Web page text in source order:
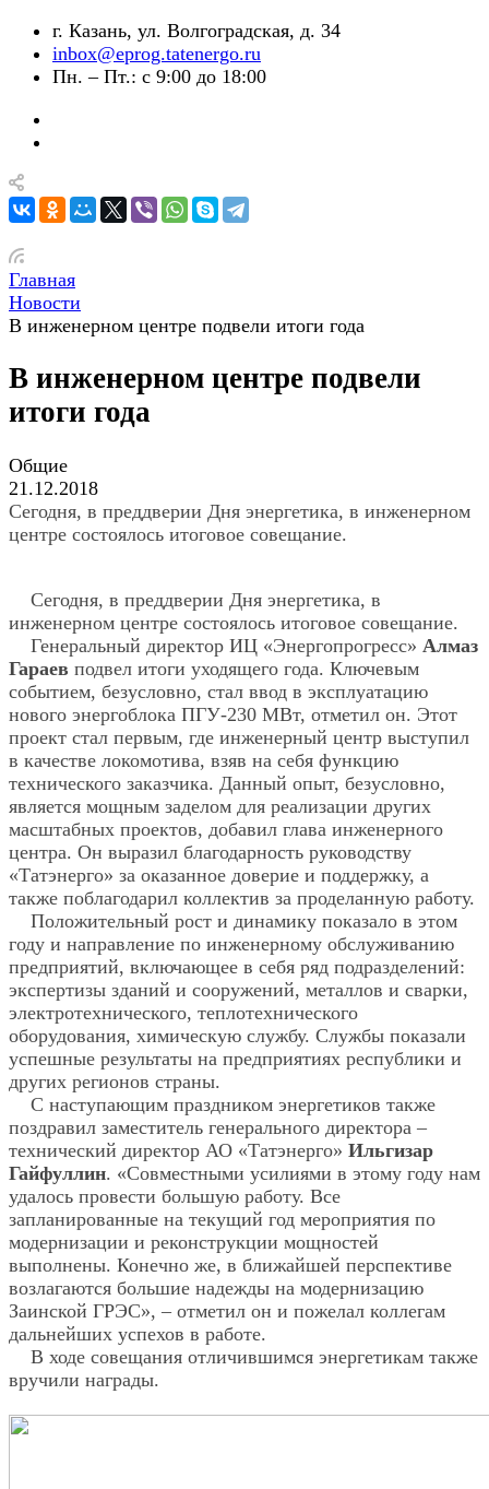
г. Казань, ул. Волгоградская, д. 34
inbox@eprog.tatenergo.ru
Пн. – Пт.: с 9:00 до 18:00
Главная
Новости
В инженерном центре подвели итоги года
В инженерном центре подвели
итоги года
Общие
21.12.2018
Сегодня, в преддверии Дня энергетика, в инженерном
центре состоялось итоговое совещание.
Сегодня, в преддверии Дня энергетика, в
инженерном центре состоялось итоговое совещание.
Генеральный директор ИЦ «Энергопрогресс» Алмаз
Гараев подвел итоги уходящего года. Ключевым
событием, безусловно, стал ввод в эксплуатацию
нового энергоблока ПГУ-230 МВт, отметил он. Этот
проект стал первым, где инженерный центр выступил
в качестве локомотива, взяв на себя функцию
технического заказчика. Данный опыт, безусловно,
является мощным заделом для реализации других
масштабных проектов, добавил глава инженерного
центра. Он выразил благодарность руководству
«Татэнерго» за оказанное доверие и поддержку, а
также поблагодарил коллектив за проделанную работу.
Положительный рост и динамику показало в этом
году и направление по инженерному обслуживанию
предприятий, включающее в себя ряд подразделений:
экспертизы зданий и сооружений, металлов и сварки,
электротехнического, теплотехнического
оборудования, химическую службу. Службы показали
успешные результаты на предприятиях республики и
других регионов страны.
С наступающим праздником энергетиков также
поздравил заместитель генерального директора –
технический директор АО «Татэнерго» Ильгизар
Гайфуллин. «Совместными усилиями в этому году нам
удалось провести большую работу. Все
запланированные на текущий год мероприятия по
модернизации и реконструкции мощностей
выполнены. Конечно же, в ближайшей перспективе
возлагаются большие надежды на модернизацию
Заинской ГРЭС», – отметил он и пожелал коллегам
дальнейших успехов в работе.
В ходе совещания отличившимся энергетикам также
вручили награды.